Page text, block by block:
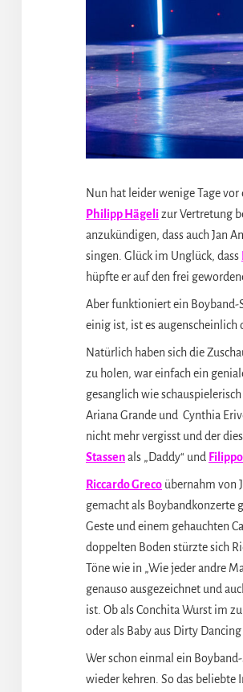
Nun hat leider wenige Tage
Philipp Hägelizur Vertretung
anzukündigen, dass auch Jan
singen. Glück im Unglück, dass
hüpfte er auf den frei
Aber funktioniert ein Boyband-
einig ist, ist es augenscheinlich
Natürlich haben sich die
zu holen, war einfach ein
gesanglich wie
Ariana Grande und Cynthia
nicht mehr vergisst und der
Stassenals „Daddy“ und
Riccardo Greco übernahm von
gemacht als Boybandkonzerte
Geste und einem gehauchten
doppelten Boden stürzte sich
Töne wie in „Wie jeder andre
genauso ausgezeichnet und
ist. Ob als Conchita Wurst im
oder als Baby aus Dirty
Wer schon einmal ein
wieder kehren. So das beliebte